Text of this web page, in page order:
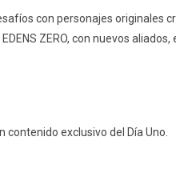
con personajes originales
ZERO, con nuevos
contenido exclusivo del Día Uno.